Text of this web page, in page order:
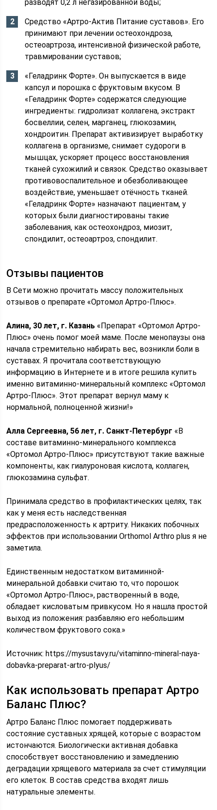
разводят 0,2 л негазированной воды;
Средство «Артро-Актив Питание суставов». Его
принимают при лечении остеохондроза,
остеоартроза, интенсивной физической работе,
травмировании суставов;
«Геладринк Форте». Он выпускается в виде
капсул и порошка с фруктовым вкусом. В
«Геладринк Форте» содержатся следующие
ингредиенты: гидролизат коллагена, экстракт
босвеллии, селен, марганец, глюкозамин,
хондроитин. Препарат активизирует выработку
коллагена в организме, снимает судороги в
мышцах, ускоряет процесс восстановления
тканей сухожилий и связок. Средство оказывает
противовоспалительное и обезболивающее
воздействие, уменьшает отёчность тканей.
«Геладринк Форте» назначают пациентам, у
которых были диагностированы такие
заболевания, как остеохондроз, миозит,
спондилит, остеоартроз, спондилит.
Отзывы пациентов
В Сети можно прочитать массу положительных
отзывов о препарате «Ортомол Артро-Плюс».
Алина, 30 лет, г. Казань «Препарат «Ортомол Артро-
Плюс» очень помог моей маме. После менопаузы она
начала стремительно набирать вес, возникли боли в
суставах. Я прочитала соответствующую
информацию в Интернете и в итоге решила купить
именно витаминно-минеральный комплекс «Ортомол
Артро-Плюс». Этот препарат вернул маму к
нормальной, полноценной жизни!»
Алла Сергеевна, 56 лет, г. Санкт-Петербург «В
составе витаминно-минерального комплекса
«Ортомол Артро-Плюс» присутствуют такие важные
компоненты, как гиалуроновая кислота, коллаген,
глюкозамина сульфат.
Принимала средство в профилактических целях, так
как у меня есть наследственная
предрасположенность к артриту. Никаких побочных
эффектов при использовании Orthomol Arthro plus я не
заметила.
Единственным недостатком витаминной-
минеральной добавки считаю то, что порошок
«Ортомол Артро-Плюс», растворенный в воде,
обладает кисловатым привкусом. Но я нашла простой
выход из положения: разбавляю его небольшим
количеством фруктового сока.»
Источник:https://mysustavy.ru/vitaminno-mineral-naya-
dobavka-preparat-artro-plyus/
Как использовать препарат Артро
Баланс Плюс?
Артро Баланс Плюс помогает поддерживать
состояние суставных хрящей, которые с возрастом
истончаются. Биологически активная добавка
способствует восстановлению и замедлению
деградации хрящевого материала за счет стимуляции
его клеток. В состав средства входят лишь
натуральные элементы.